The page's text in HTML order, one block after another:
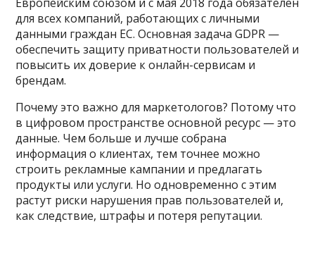
для всех компаний, работающих с личными
данными граждан ЕС. Основная задача GDPR —
обеспечить защиту приватности пользователей и
повысить их доверие к онлайн-сервисам и
брендам.
Почему это важно для маркетологов? Потому что
в цифровом пространстве основной ресурс — это
данные. Чем больше и лучше собрана
информация о клиентах, тем точнее можно
строить рекламные кампании и предлагать
продукты или услуги. Но одновременно с этим
растут риски нарушения прав пользователей и,
как следствие, штрафы и потеря репутации.